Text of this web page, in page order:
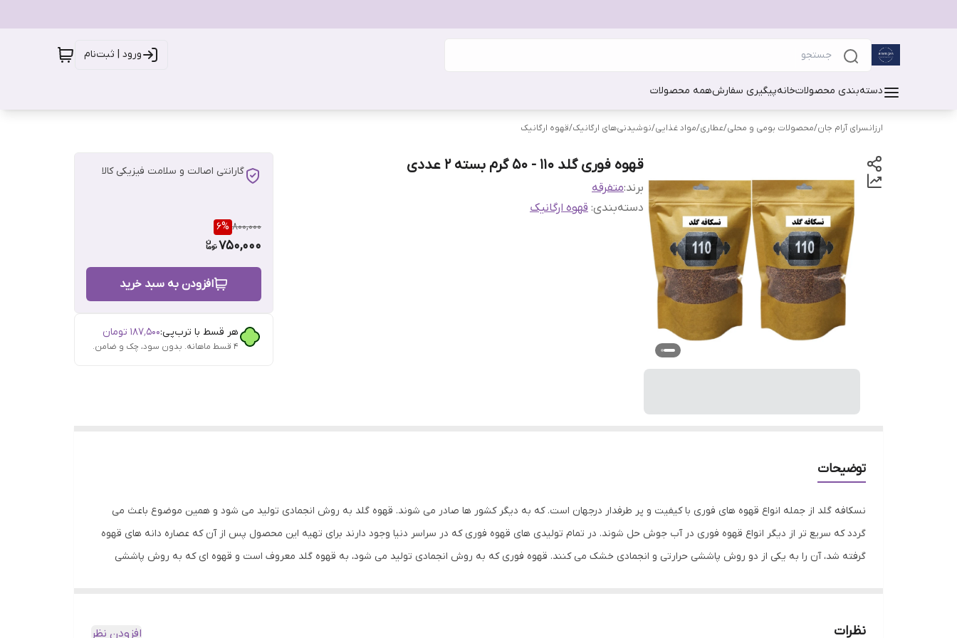
ورود | ثبت‌نام
دسته‌بندی محصولاتخانهپیگیری سفارشهمه محصولات
ارزانسرای آرام جان/محصولات بومی و محلی/عطاری/مواد غذایی/نوشیدنی‌های ارگانیک/قهوه ارگانیک
قهوه فوری گلد 110 - 50 گرم بسته 2 عددی
برند:متفرقه
دسته‌بندی: قهوه ارگانیک
گارانتی اصالت و سلامت فیزیکی کالا
800,000
6%
750,000
افزودن به سبد خرید
هر قسط با ترب‌پی:۱۸۷٬۵۰۰ تومان
۴ قسط ماهانه. بدون سود، چک و ضامن.
توضیحات
نسکافه گلد از جمله انواع قهوه های فوری با کیفیت و پر طرفدار درجهان است. که به دیگر کشور ها صادر می شوند. قهوه گلد به روش انجمادی تولید می شود و همین موضوع باعث می
گردد که سریع تر از دیگر انواع قهوه فوری در آب جوش حل شوند. در تمام تولیدی های قهوه فوری که در سراسر دنیا وجود دارند برای تهیه این محصول پس از آن که عصاره دانه های قهوه
گرفته شد، آن را به یکی از دو روش پاششی حرارتی و انجمادی خشک می کنند. قهوه فوری که به روش انجمادی تولید می شود، به قهوه گلد معروف است و قهوه ای که به روش پاششی
پروسه تولید و فرآوری ؛ موجب محبوبیت این قهوه ها گردیده است. این نوع قهوه به ویژه برای افرادی که در محیط‌هایی مانند دفاتر کار، کمپینگ یا سفرهای کوتاه مدت حضور دارند، بسیار
نظرات افزودن نظر